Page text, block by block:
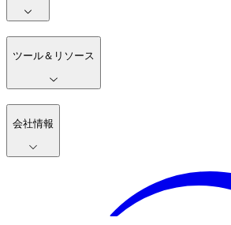
ツール＆リソース
会社情報